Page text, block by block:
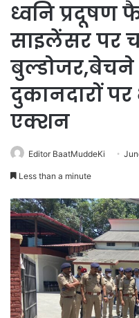
ध्वनि प्रदूषण
साइलेंसर पर
दुकानदारों
एक्शन
Editor BaatMuddeKi
Less than a minute